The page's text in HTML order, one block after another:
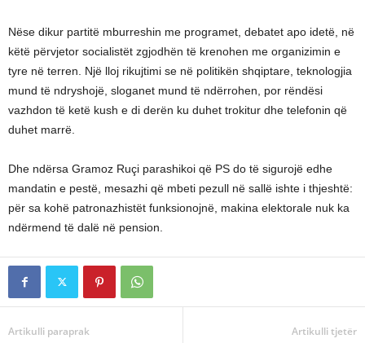
Nëse dikur partitë mburreshin me programet, debatet apo idetë, në
këtë përvjetor socialistët zgjodhën të krenohen me organizimin e
tyre në terren. Një lloj rikujtimi se në politikën shqiptare, teknologjia
mund të ndryshojë, sloganet mund të ndërrohen, por rëndësi
vazhdon të ketë kush e di derën ku duhet trokitur dhe telefonin që
duhet marrë.
Dhe ndërsa Gramoz Ruçi parashikoi që PS do të sigurojë edhe
mandatin e pestë, mesazhi që mbeti pezull në sallë ishte i thjeshtë:
për sa kohë patronazhistët funksionojnë, makina elektorale nuk ka
ndërmend të dalë në pension.
Artikulli paraprak Artikulli tjetër